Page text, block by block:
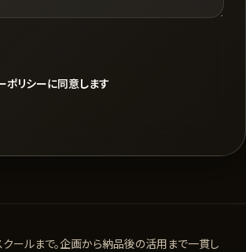
ポリシーに同意します
クールまで。企画から納品後の活用まで一貫し